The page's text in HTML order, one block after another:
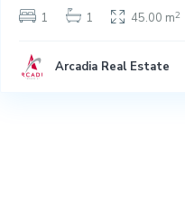
1
1 45.00 m2
Arcadia Real Estate